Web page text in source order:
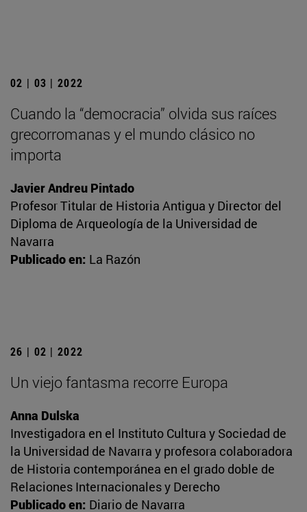
02 | 03 | 2022
Cuando la “democracia” olvida sus raíces
grecorromanas y el mundo clásico no
importa
Javier Andreu Pintado
Profesor Titular de Historia Antigua y Director del
Diploma de Arqueología de la Universidad de
Navarra
Publicado en: La Razón
26 | 02 | 2022
Un viejo fantasma recorre Europa
Anna Dulska
Investigadora en el Instituto Cultura y Sociedad de
la Universidad de Navarra y profesora colaboradora
de Historia contemporánea en el grado doble de
Relaciones Internacionales y Derecho
Publicado en: Diario de Navarra